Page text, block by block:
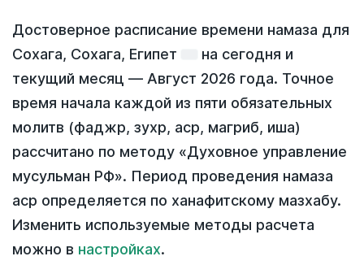
Достоверное расписание времени намаза для
Сохага, Сохага, Египет
на сегодня и
текущий месяц — Август 2026 года. Точное
время начала каждой из пяти обязательных
молитв (фаджр, зухр, аср, магриб, иша)
рассчитано по методу «Духовное управление
мусульман РФ». Период проведения намаза
аср определяется по ханафитскому мазхабу.
Изменить используемые методы расчета
можно в настройках.